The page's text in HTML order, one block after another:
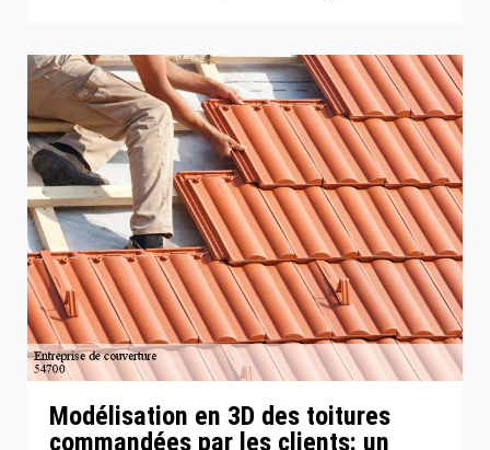
Modélisation en 3D des toitures
commandées par les clients: un